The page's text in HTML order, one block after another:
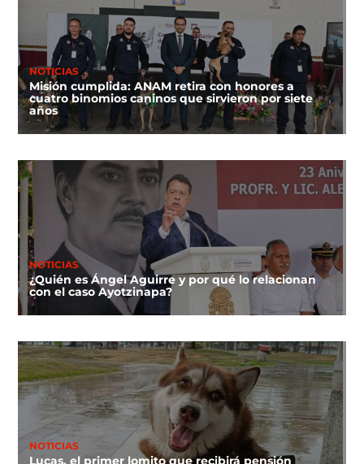
NOTICIAS
Misión cumplida: ANAM retira con honores a
cuatro binomios caninos que sirvieron por siete
años
NOTICIAS
¿Quién es Ángel Aguirre y por qué lo relacionan
con el caso Ayotzinapa?
NOTICIAS
Lucas, el primer lomito que recibirá pensión